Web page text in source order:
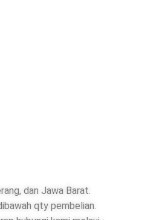
dan Jawa Barat.
qty pembelian.